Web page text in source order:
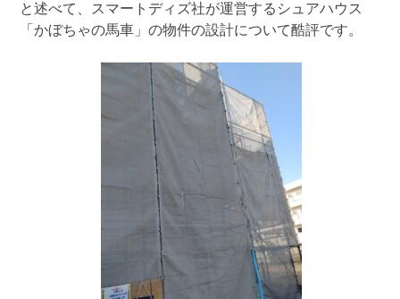
と述べて、スマートディズ社が運営するシュアハウス
「かぼちゃの馬車」の物件の設計について酷評です。